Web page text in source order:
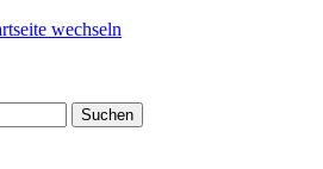
Suchen